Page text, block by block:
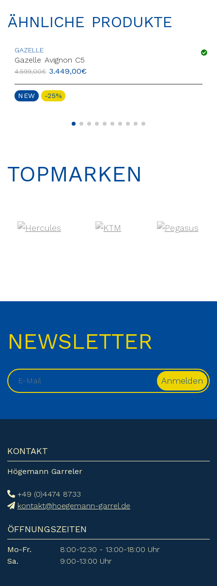
ÄHNLICHE PRODUKTE
GAZELLE
Gazelle Avignon C5
4.599,00€ 3.449,00€
NEW -25%
TOPMARKEN
NEWSLETTER
KONTAKT
Högemann Garreler
+49 (0)4474 8733
kontakt@hoegemann-garrel.de
ÖFFNUNGSZEITEN
Mo-Fr.
8:00-12:30 - 13:00-18:00 Uhr
Sa.
9:00-13:00 Uhr